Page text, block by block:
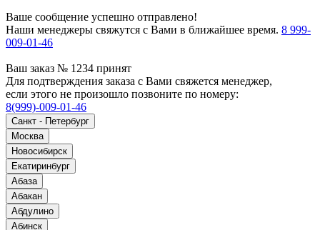
Ваше сообщение успешно отправлено!
Наши менеджеры свяжутся с Вами в ближайшее время. 8 999-
009-01-46
Ваш заказ № 1234 принят
Для подтверждения заказа с Вами свяжется менеджер,
если этого не произошло позвоните по номеру:
8(999)-009-01-46
Санкт - Петербург
Москва
Новосибирск
Екатиринбург
Абаза
Абакан
Абдулино
Абинск